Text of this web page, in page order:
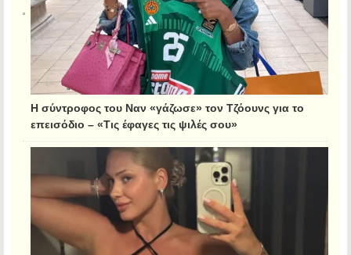
Η σύντροφος του Ναν «γάζωσε» τον Τζόουνς για το
επεισόδιο – «Τις έφαγες τις ψιλές σου»